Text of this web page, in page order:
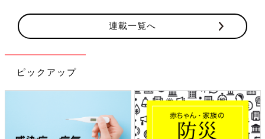
連載一覧へ
ピックアップ